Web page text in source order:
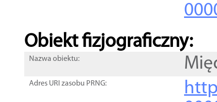
Obiekt fizjograficzny:
Nazwa obiektu:
Adres URI zasobu PRNG: